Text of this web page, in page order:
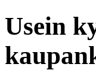
Usein